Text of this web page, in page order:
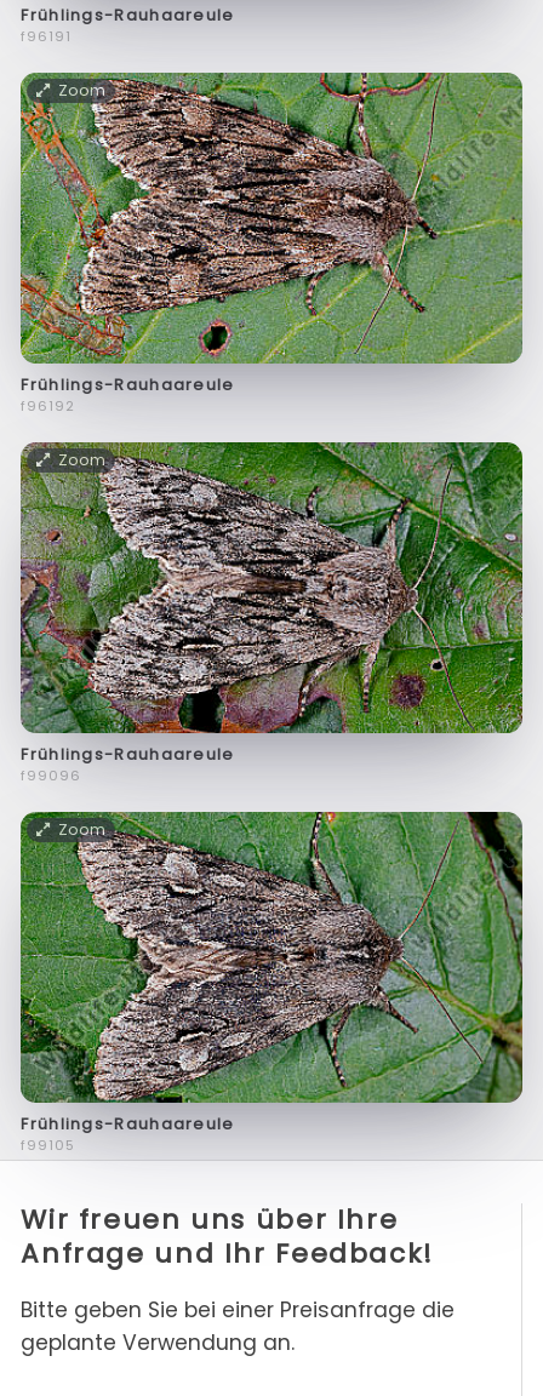
Frühlings-Rauhaareule
f96191
Zoom
Frühlings-Rauhaareule
f96192
Zoom
Frühlings-Rauhaareule
f99096
Zoom
Frühlings-Rauhaareule
f99105
Wir freuen uns über Ihre
Anfrage und Ihr Feedback!
Bitte geben Sie bei einer Preisanfrage die
geplante Verwendung an.